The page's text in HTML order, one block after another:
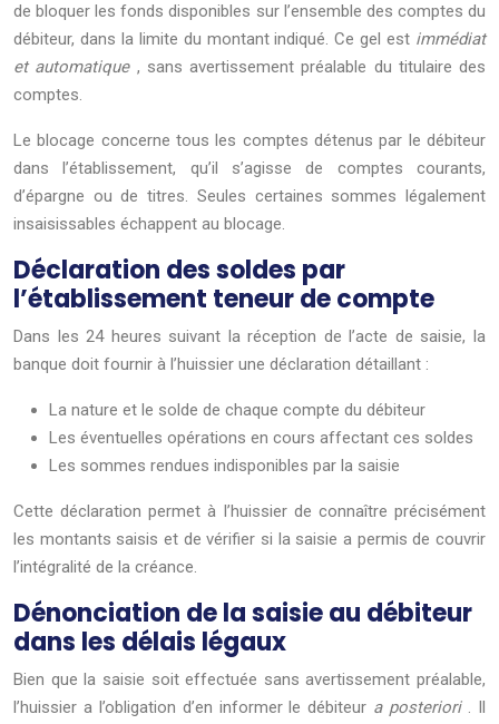
de bloquer les fonds disponibles sur l’ensemble des comptes du
débiteur, dans la limite du montant indiqué. Ce gel est immédiat
et automatique , sans avertissement préalable du titulaire des
comptes.
Le blocage concerne tous les comptes détenus par le débiteur
dans l’établissement, qu’il s’agisse de comptes courants,
d’épargne ou de titres. Seules certaines sommes légalement
insaisissables échappent au blocage.
Déclaration des soldes par
l’établissement teneur de compte
Dans les 24 heures suivant la réception de l’acte de saisie, la
banque doit fournir à l’huissier une déclaration détaillant :
La nature et le solde de chaque compte du débiteur
Les éventuelles opérations en cours affectant ces soldes
Les sommes rendues indisponibles par la saisie
Cette déclaration permet à l’huissier de connaître précisément
les montants saisis et de vérifier si la saisie a permis de couvrir
l’intégralité de la créance.
Dénonciation de la saisie au débiteur
dans les délais légaux
Bien que la saisie soit effectuée sans avertissement préalable,
l’huissier a l’obligation d’en informer le débiteur a posteriori . Il